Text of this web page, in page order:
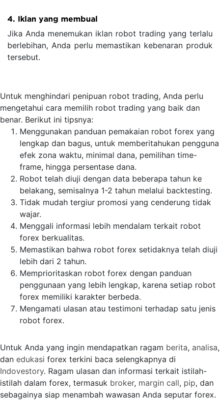
4. Iklan yang membual
Jika Anda menemukan iklan robot trading yang terlalu
berlebihan, Anda perlu memastikan kebenaran produk
tersebut.
Untuk menghindari penipuan robot trading, Anda perlu
mengetahui cara memilih robot trading yang baik dan
benar. Berikut ini tipsnya:
Menggunakan panduan pemakaian robot forex yang
lengkap dan bagus, untuk memberitahukan pengguna
efek zona waktu, minimal dana, pemilihan time-
frame, hingga persentase dana.
Robot telah diuji dengan data beberapa tahun ke
belakang, semisalnya 1-2 tahun melalui backtesting.
Tidak mudah tergiur promosi yang cenderung tidak
wajar.
Menggali informasi lebih mendalam terkait robot
forex berkualitas.
Memastikan bahwa robot forex setidaknya telah diuji
lebih dari 2 tahun.
Memprioritaskan robot forex dengan panduan
penggunaan yang lebih lengkap, karena setiap robot
forex memiliki karakter berbeda.
Mengamati ulasan atau testimoni terhadap satu jenis
robot forex.
Untuk Anda yang ingin mendapatkan ragam berita, analisa,
dan edukasi forex terkini baca selengkapnya di
Indovestory. Ragam ulasan dan informasi terkait istilah-
istilah dalam forex, termasuk broker, margin call, pip, dan
sebagainya siap menambah wawasan Anda seputar forex.